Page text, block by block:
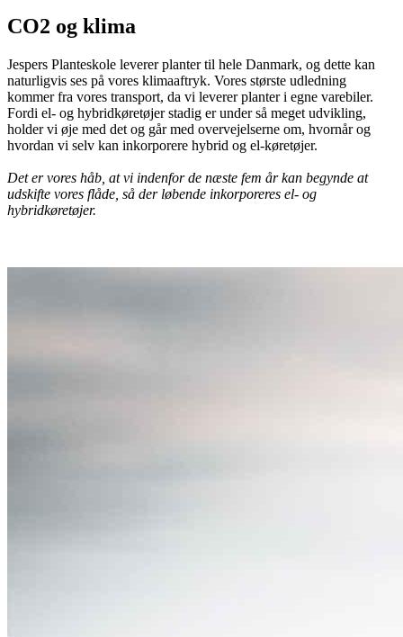
CO2 og klima
Jespers Planteskole leverer planter til hele Danmark, og dette kan
naturligvis ses på vores klimaaftryk. Vores største udledning
kommer fra vores transport, da vi leverer planter i egne varebiler.
Fordi el- og hybridkøretøjer stadig er under så meget udvikling,
holder vi øje med det og går med overvejelserne om, hvornår og
hvordan vi selv kan inkorporere hybrid og el-køretøjer.
Det er vores håb, at vi indenfor de næste fem år kan begynde at
udskifte vores flåde, så der løbende inkorporeres el- og
hybridkøretøjer.